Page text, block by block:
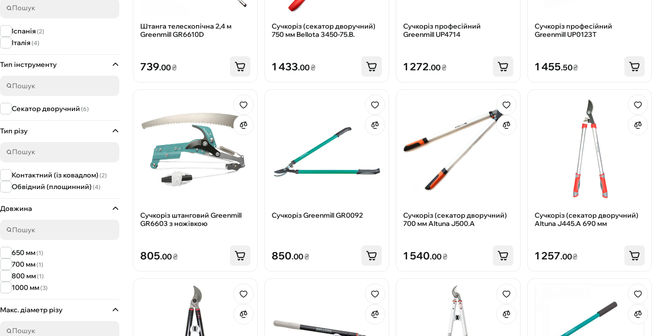
Іспанія (2)
Італія (4)
Тип інструменту
Cекатор дворучний (6)
Тип різу
Контактний (із ковадлом) (2)
Обвідний (площинний) (4)
Довжина
650 мм(1)
700 мм(1)
800 мм(1)
1000 мм(3)
Макс. діаметр різу
Штанга телескопічна 2,4 м
Greenmill GR6610D
739.00₴
Сучкоріз (секатор дворучний)
750 мм Bellota 3450-75.B.
1 433.00₴
Сучкоріз професійний
Greenmill UP4714
1 272.00₴
Сучкоріз професійний
Greenmill UP0123T
1 455.50₴
Сучкоріз штанговий Greenmill
GR6603 з ножівкою
805.00₴
Сучкоріз Greenmill GR0092
850.00₴
Сучкоріз (секатор дворучний)
700 мм Altuna J500.A
1 540.00₴
Сучкоріз (секатор дворучний)
Altuna J445.A 690 мм
1 257.00₴